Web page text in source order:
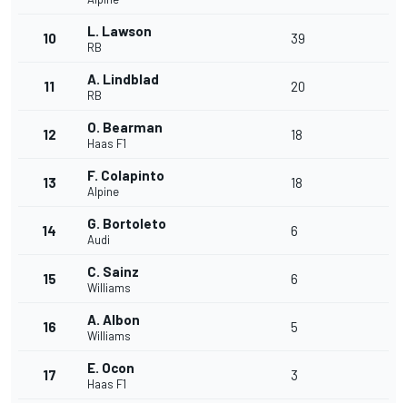
10 L. Lawson
RB
39
11 A. Lindblad
RB
20
12 O. Bearman
Haas F1
18
13 F. Colapinto
Alpine
18
14 G. Bortoleto
Audi
6
15 C. Sainz
Williams
6
16 A. Albon
Williams
5
17 E. Ocon
Haas F1
3